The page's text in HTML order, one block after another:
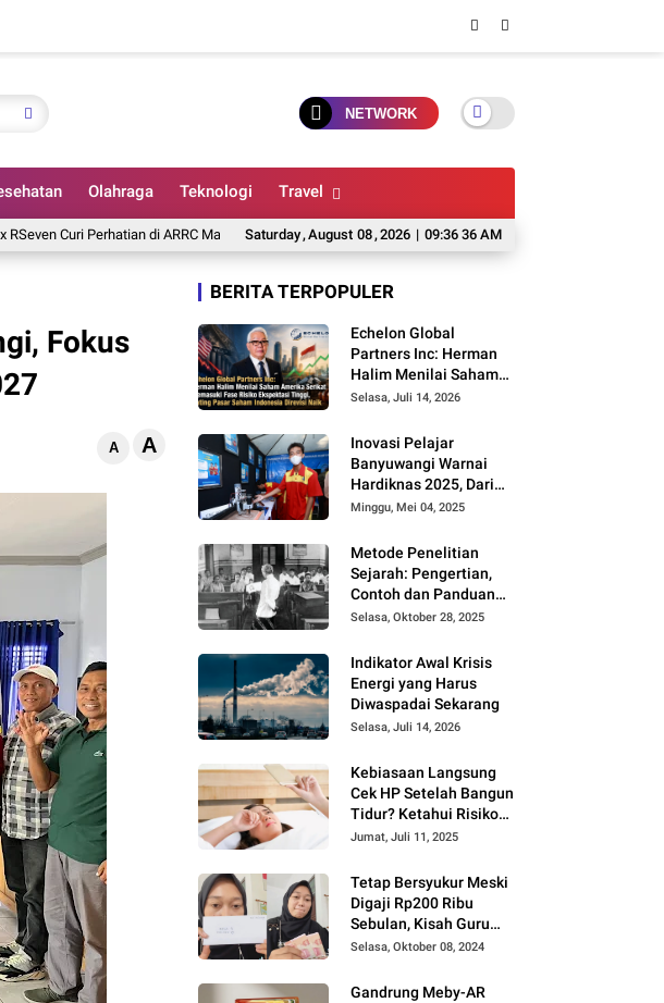
NETWORK
Olahraga Teknologi Travel
Saturday,August 08,2026 | 09:36 37 AM
Curi Perhatian di ARRC Mandalika 2026, Wawan Wello Siap Bertarung Alasan Arne Slot Belum
Fokus
A A
BERITA TERPOPULER
Echelon Global
Partners Inc: Herman
Halim Menilai Saham
Amerika Serikat
Ekspektasi Tinggi,
Rating Pasar Saham
Indonesia Direvisi Naik
Selasa, Juli 14, 2026
Inovasi Pelajar
Banyuwangi Warnai
Hardiknas 2025, Dari
Smart Home hingga
Minggu, Mei 04, 2025
Metode Penelitian
Sejarah: Pengertian,
Contoh dan Panduan
Lengkapnya
Selasa, Oktober 28, 2025
Indikator Awal Krisis
Energi yang Harus
Diwaspadai Sekarang
Selasa, Juli 14, 2026
Kebiasaan Langsung
Cek HP Setelah Bangun
Tidur? Ketahui Risiko
Kesehatannya Menurut
Jumat, Juli 11, 2025
Tetap Bersyukur Meski
Digaji Rp200 Ribu
Sebulan, Kisah Guru
Honorer di Banyuwangi
Selasa, Oktober 08, 2024
Gandrung Meby-AR